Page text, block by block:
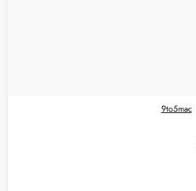
9to5mac